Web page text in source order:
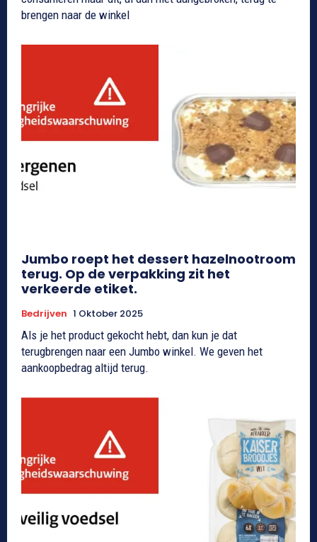
brengen naar de winkel
Jumbo roept het dessert hazelnootroom
terug. Op de verpakking zit het
verkeerde etiket.
Bedrijven 1 Oktober 2025
Als je het product gekocht hebt, dan kun je dat
terugbrengen naar een Jumbo winkel. We geven het
aankoopbedrag altijd terug.